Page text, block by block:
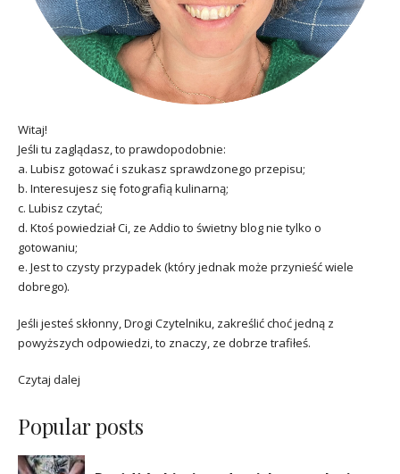
Witaj!
Jeśli tu zaglądasz, to prawdopodobnie:
a. Lubisz gotować i szukasz sprawdzonego przepisu;
b. Interesujesz się fotografią kulinarną;
c. Lubisz czytać;
d. Ktoś powiedział Ci, ze Addio to świetny blog nie tylko o
gotowaniu;
e. Jest to czysty przypadek (który jednak może przynieść wiele
dobrego).
Jeśli jesteś skłonny, Drogi Czytelniku, zakreślić choć jedną z
powyższych odpowiedzi, to znaczy, ze dobrze trafiłeś.
Czytaj dalej
Popular posts